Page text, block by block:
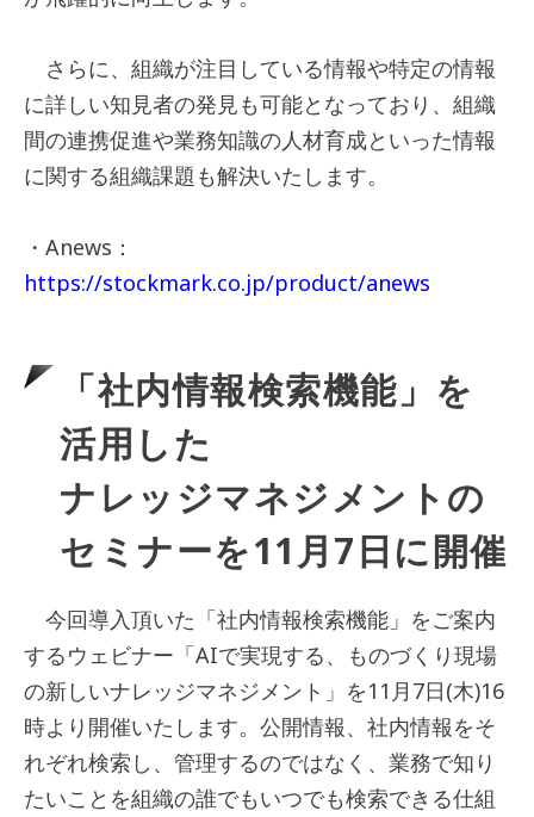
さらに、組織が注目している情報や特定の情報
に詳しい知見者の発見も可能となっており、組織
間の連携促進や業務知識の人材育成といった情報
に関する組織課題も解決いたします。
・Anews：
https://stockmark.co.jp/product/anews
「社内情報検索機能」を
活用した
ナレッジマネジメントの
セミナーを11月7日に開催
今回導入頂いた「社内情報検索機能」をご案内
するウェビナー「AIで実現する、ものづくり現場
の新しいナレッジマネジメント」を11月7日(木)16
時より開催いたします。公開情報、社内情報をそ
れぞれ検索し、管理するのではなく、業務で知り
たいことを組織の誰でもいつでも検索できる仕組